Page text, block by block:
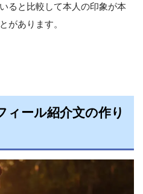
ると比較して本人の印象が本
があります。
ィール紹介文の作り